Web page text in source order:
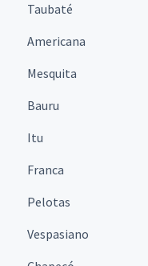
Taubaté
Americana
Mesquita
Bauru
Itu
Franca
Pelotas
Vespasiano